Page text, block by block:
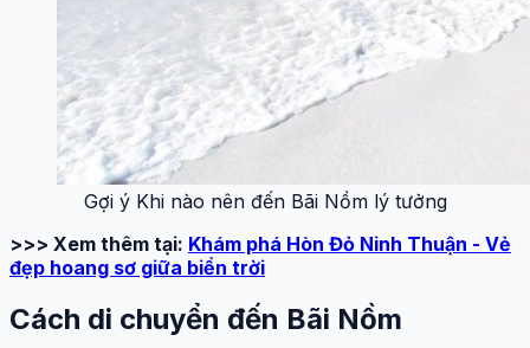
Gợi ý Khi nào nên đến Bãi Nồm lý tưởng
>>> Xem thêm tại: Khám phá Hòn Đỏ Ninh Thuận - Vẻ
đẹp hoang sơ giữa biển trời
Cách di chuyển đến Bãi Nồm